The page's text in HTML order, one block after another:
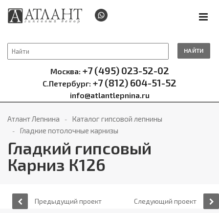
НАЙТИ
Москва: +7 (495) 023-52-02
С.Петербург: +7 (812) 604-51-52
info@atlantlepnina.ru
Атлант Лепнина
Каталог гипсовой лепнины
Гладкие потолочные карнизы
Гладкий гипсовый
Карниз К126
Предыдущий проект Следующий проект